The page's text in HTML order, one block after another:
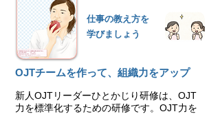
仕事の教え方を
学びましょう
OJTチームを作って、組織力をアップ
新人OJTリーダーひとかじり研修は、OJT
力を標準化するための研修です。OJT力を